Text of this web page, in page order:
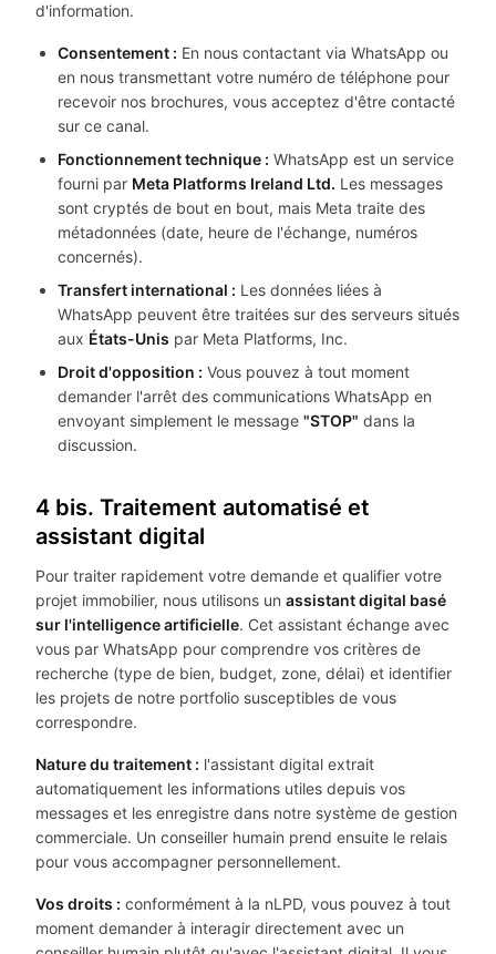
d'information.
Consentement : En nous contactant via WhatsApp ou
en nous transmettant votre numéro de téléphone pour
recevoir nos brochures, vous acceptez d'être contacté
sur ce canal.
Fonctionnement technique : WhatsApp est un service
fourni par Meta Platforms Ireland Ltd. Les messages
sont cryptés de bout en bout, mais Meta traite des
métadonnées (date, heure de l'échange, numéros
concernés).
Transfert international : Les données liées à
WhatsApp peuvent être traitées sur des serveurs situés
aux États-Unis par Meta Platforms, Inc.
Droit d'opposition : Vous pouvez à tout moment
demander l'arrêt des communications WhatsApp en
envoyant simplement le message "STOP" dans la
discussion.
4 bis. Traitement automatisé et
assistant digital
Pour traiter rapidement votre demande et qualifier votre
projet immobilier, nous utilisons un assistant digital basé
sur l'intelligence artificielle. Cet assistant échange avec
vous par WhatsApp pour comprendre vos critères de
recherche (type de bien, budget, zone, délai) et identifier
les projets de notre portfolio susceptibles de vous
correspondre.
Nature du traitement : l'assistant digital extrait
automatiquement les informations utiles depuis vos
messages et les enregistre dans notre système de gestion
commerciale. Un conseiller humain prend ensuite le relais
pour vous accompagner personnellement.
Vos droits : conformément à la nLPD, vous pouvez à tout
moment demander à interagir directement avec un